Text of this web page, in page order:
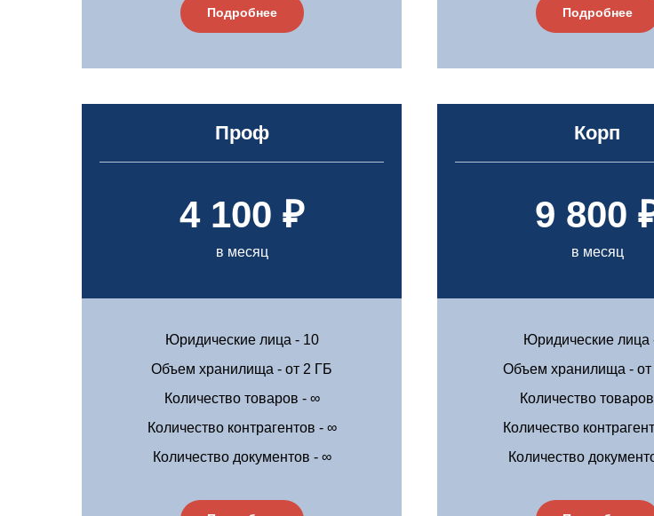
Подробнее Подробнее
Проф
4 100 ₽
в месяц
Юридические лица - 10
Объем хранилища - от 2 ГБ
Количество товаров - ∞
Количество контрагентов - ∞
Количество документов - ∞
Корп
9 800
в месяц
Юридические лица
Объем хранилища - от
Количество
Количество
Количество